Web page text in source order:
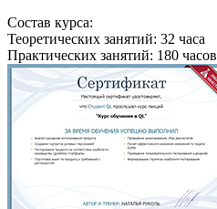
Состав курса:
Теоретических занятий: 32 часа
Практических занятий: 180 часов